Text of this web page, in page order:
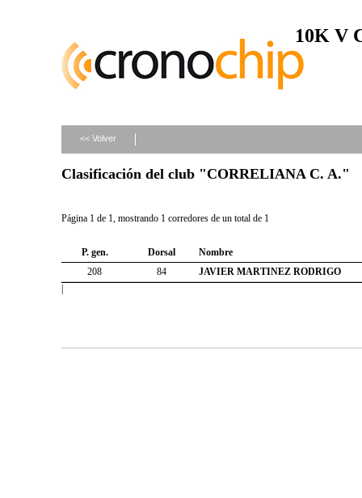
10K V
<< Volver
Clasificación del club "CORRELIANA C. A."
Página 1 de 1, mostrando 1 corredores de un total de 1
P. gen. Dorsal
Nombre
208
84
JAVIER MARTINEZ RODRIGO
|